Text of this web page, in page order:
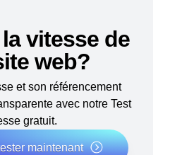
vitesse de
web?
et son référencement
avec notre Test
gratuit.
maintenant